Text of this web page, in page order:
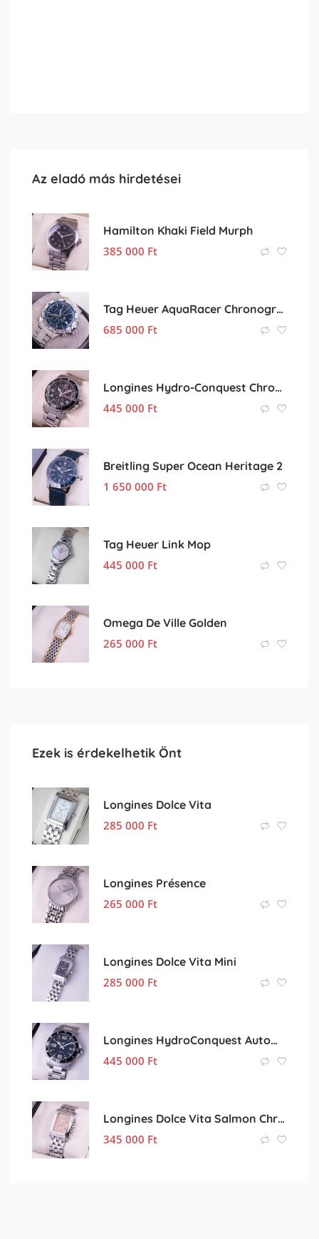
Az eladó más hirdetései
Hamilton Khaki Field Murph
385 000 Ft
Tag Heuer AquaRacer Chronograph
685 000 Ft
Longines Hydro-Conquest Chronograph
445 000 Ft
Breitling Super Ocean Heritage 2
1 650 000 Ft
Tag Heuer Link Mop
445 000 Ft
Omega De Ville Golden
265 000 Ft
Ezek is érdekelhetik Önt
Longines Dolce Vita
285 000 Ft
Longines Présence
265 000 Ft
Longines Dolce Vita Mini
285 000 Ft
Longines HydroConquest Automatic 41
445 000 Ft
Longines Dolce Vita Salmon Chronograph
345 000 Ft